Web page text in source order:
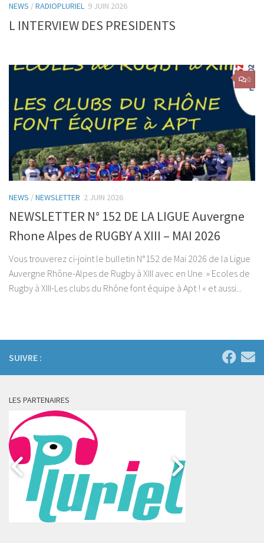
NEWS /RADIOPLURIEL 9 JUIN 2026
L INTERVIEW DES PRESIDENTS
0
NEWS /NEWSLETTER 2 JUIN 2026
NEWSLETTER N° 152 DE LA LIGUE Auvergne
Rhone Alpes de RUGBY A XIII – MAI 2026
Vous trouverez ci-joint le bulletin N°152 de Mai 2026 de la Ligue
Auvergne Rhône-Alpes de Rugby à XIII avec en Une » Ecoles de
Rugby à XIII-Les clubs du Rhône font équipe à Apt ! « et aussi...
SUIVRE :
LES PARTENAIRES